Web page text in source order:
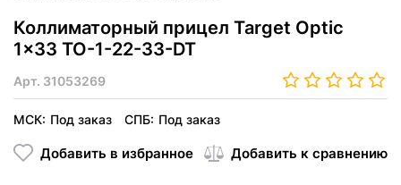
Коллиматорный прицел Target Optic
1x33 TO-1-22-33-DT
Арт. 31053269
МСК: Под заказ СПБ: Под заказ
Добавить в избранное Добавить к сравнению